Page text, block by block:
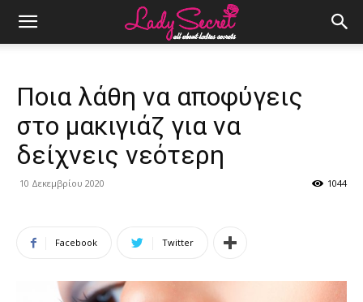
Ποια λάθη να αποφύγεις
στο μακιγιάζ για να
δείχνεις νεότερη
10 Δεκεμβρίου 2020 1044
Facebook Twitter